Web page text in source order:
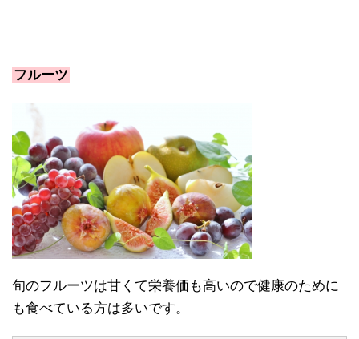
フルーツ
旬のフルーツは甘くて栄養価も高いので健康のために
も食べている方は多いです。